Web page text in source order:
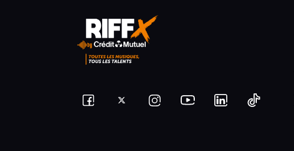
Suivez-Suivez-Nous
NousNous Nous